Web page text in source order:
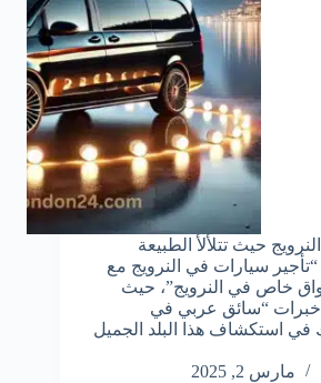
حيث تتلألأ الطبيعة
“تأجير سيارات في النرويج مع
خاص في النرويج”، حيث
خبرات “سائق عربي في
في استكشاف هذا البلد الجميل
مارس 2, 2025